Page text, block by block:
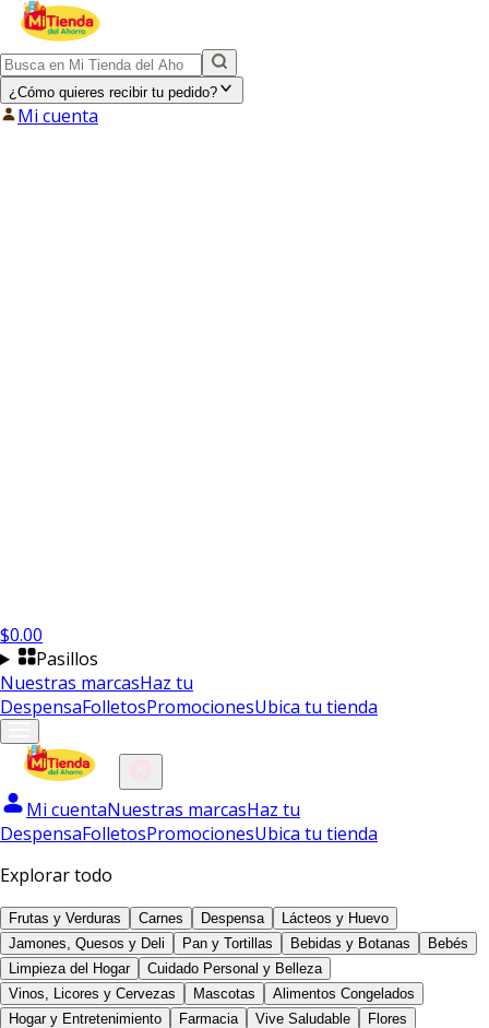
¿Cómo quieres recibir tu pedido?
Mi cuenta
$0.00
Pasillos
Nuestras marcasHaz tu
DespensaFolletosPromocionesUbica tu tienda
Mi cuentaNuestras marcasHaz tu
DespensaFolletosPromocionesUbica tu tienda
Explorar todo
Frutas y Verduras Carnes Despensa
Lácteos y Huevo
Jamones, Quesos y Deli
Pan y Tortillas Bebidas y Botanas
Bebés
Limpieza del Hogar
Cuidado Personal y Belleza
Vinos, Licores y Cervezas
Mascotas
Alimentos Congelados
Hogar y Entretenimiento
Farmacia Vive Saludable Flores